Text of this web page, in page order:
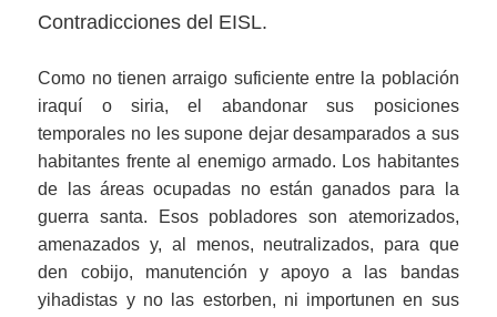
Contradicciones del EISL.
Como no tienen arraigo suficiente entre la población
iraquí o siria, el abandonar sus posiciones
temporales no les supone dejar desamparados a sus
habitantes frente al enemigo armado. Los habitantes
de las áreas ocupadas no están ganados para la
guerra santa. Esos pobladores son atemorizados,
amenazados y, al menos, neutralizados, para que
den cobijo, manutención y apoyo a las bandas
yihadistas y no las estorben, ni importunen en sus